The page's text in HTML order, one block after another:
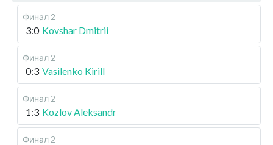
Финал 2
3:0 Kovshar Dmitrii
Финал 2
0:3 Vasilenko Kirill
Финал 2
1:3 Kozlov Aleksandr
Финал 2